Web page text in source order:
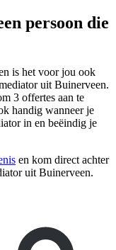
persoon die
is het voor jou ook
uit Buinerveen.
3 offertes aan te
handig wanneer je
in en beëindig je
en kom direct achter
uit Buinerveen.